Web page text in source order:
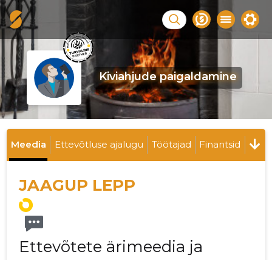
Kiviahjude paigaldamine
Meedia Ettevõtluse ajalugu Töötajad Finantsid
JAAGUP LEPP
Ettevõtete ärimeedia ja